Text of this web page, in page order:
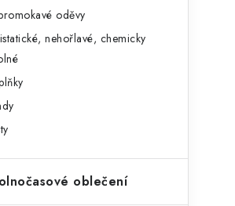
oděvy
nehořlavé, chemicky
oblečení